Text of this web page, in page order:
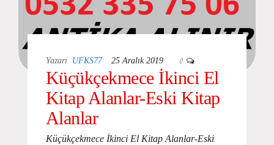
Yazarı UFKS77 25 Aralık 2019 0
Küçükçekmece İkinci El
Kitap Alanlar-Eski Kitap
Alanlar
Küçükçekmece İkinci El Kitap Alanlar-Eski